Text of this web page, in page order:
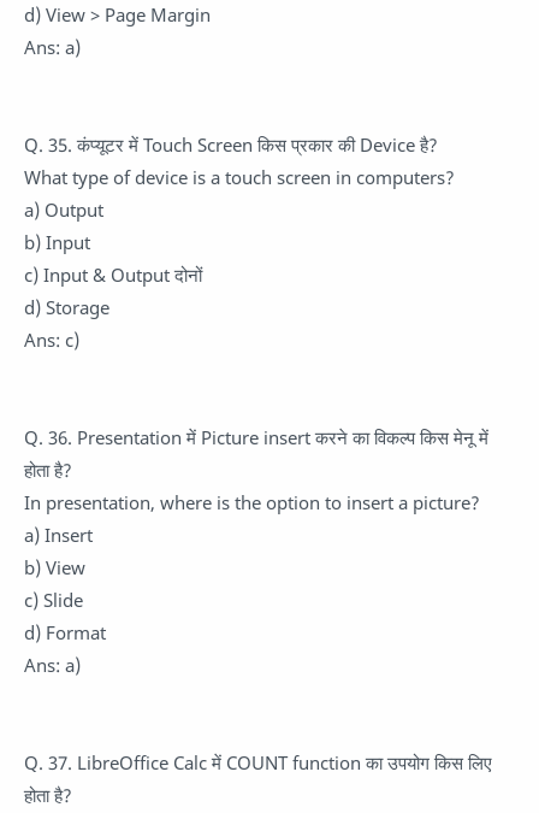
d) View > Page Margin
Ans: a)
Q. 35. कंप्यूटर में Touch Screen किस प्रकार की Device है?
What type of device is a touch screen in computers?
a) Output
b) Input
c) Input & Output दोनों
d) Storage
Ans: c)
Q. 36. Presentation में Picture insert करने का विकल्प किस मेनू में
होता है?
In presentation, where is the option to insert a picture?
a) Insert
b) View
c) Slide
d) Format
Ans: a)
Q. 37. LibreOffice Calc में COUNT function का उपयोग किस लिए
होता है?